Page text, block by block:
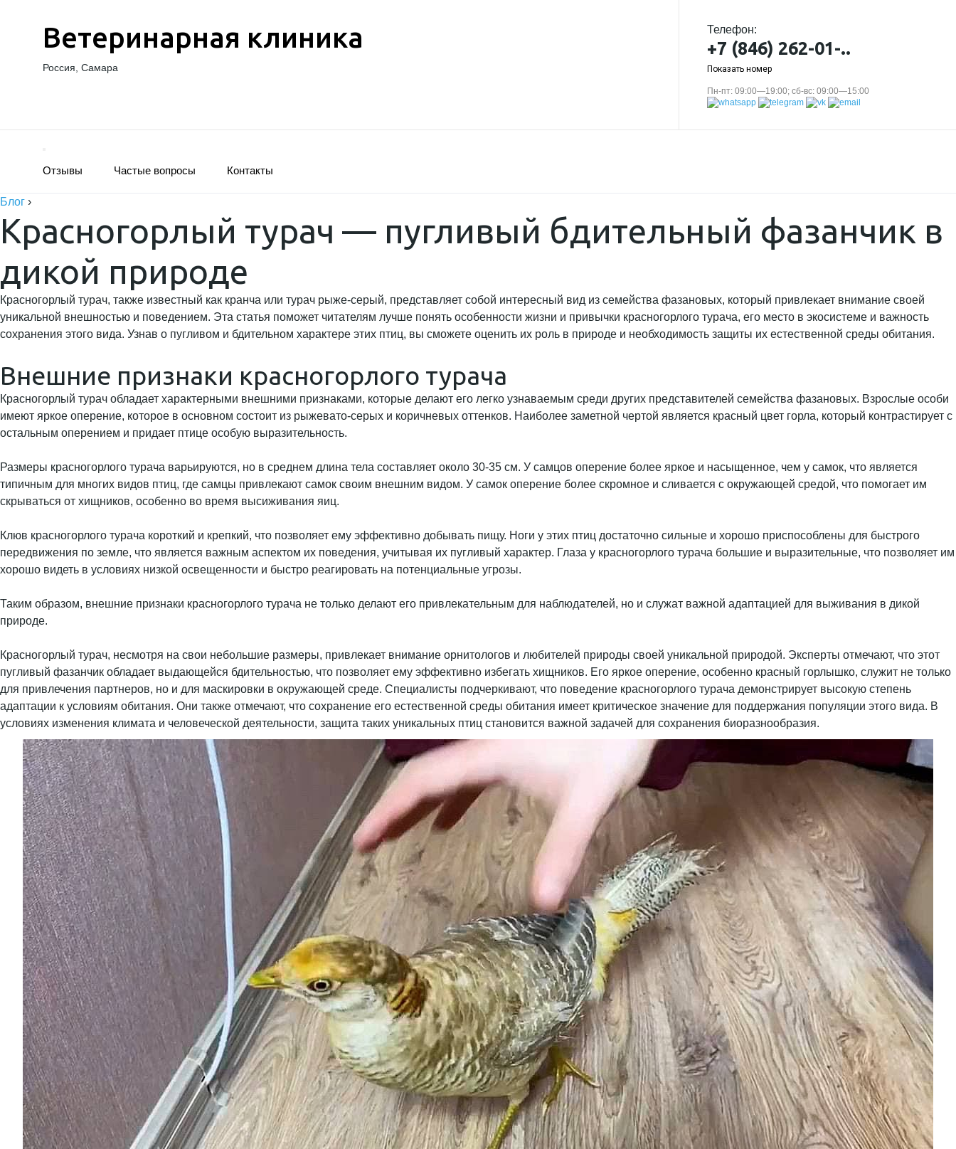
Ветеринарная клиника
Россия, Самара
Телефон:
+7 (846) 262-01-..
Показать номер
Пн-пт: 09:00—19:00; сб-вс: 09:00—15:00
Отзывы Частые вопросы Контакты
Блог ›
Красногорлый турач — пугливый бдительный фазанчик в
дикой природе
Красногорлый турач, также известный как кранча или турач рыже-серый, представляет собой интересный вид из семейства фазановых, который привлекает внимание своей
уникальной внешностью и поведением. Эта статья поможет читателям лучше понять особенности жизни и привычки красногорлого турача, его место в экосистеме и важность
сохранения этого вида. Узнав о пугливом и бдительном характере этих птиц, вы сможете оценить их роль в природе и необходимость защиты их естественной среды обитания.
Внешние признаки красногорлого турача
Красногорлый турач обладает характерными внешними признаками, которые делают его легко узнаваемым среди других представителей семейства фазановых. Взрослые особи
имеют яркое оперение, которое в основном состоит из рыжевато-серых и коричневых оттенков. Наиболее заметной чертой является красный цвет горла, который контрастирует с
остальным оперением и придает птице особую выразительность.
Размеры красногорлого турача варьируются, но в среднем длина тела составляет около 30-35 см. У самцов оперение более яркое и насыщенное, чем у самок, что является
типичным для многих видов птиц, где самцы привлекают самок своим внешним видом. У самок оперение более скромное и сливается с окружающей средой, что помогает им
скрываться от хищников, особенно во время высиживания яиц.
Клюв красногорлого турача короткий и крепкий, что позволяет ему эффективно добывать пищу. Ноги у этих птиц достаточно сильные и хорошо приспособлены для быстрого
передвижения по земле, что является важным аспектом их поведения, учитывая их пугливый характер. Глаза у красногорлого турача большие и выразительные, что позволяет им
хорошо видеть в условиях низкой освещенности и быстро реагировать на потенциальные угрозы.
Таким образом, внешние признаки красногорлого турача не только делают его привлекательным для наблюдателей, но и служат важной адаптацией для выживания в дикой
природе.
Красногорлый турач, несмотря на свои небольшие размеры, привлекает внимание орнитологов и любителей природы своей уникальной природой. Эксперты отмечают, что этот
пугливый фазанчик обладает выдающейся бдительностью, что позволяет ему эффективно избегать хищников. Его яркое оперение, особенно красный горлышко, служит не только
для привлечения партнеров, но и для маскировки в окружающей среде. Специалисты подчеркивают, что поведение красногорлого турача демонстрирует высокую степень
адаптации к условиям обитания. Они также отмечают, что сохранение его естественной среды обитания имеет критическое значение для поддержания популяции этого вида. В
условиях изменения климата и человеческой деятельности, защита таких уникальных птиц становится важной задачей для сохранения биоразнообразия.